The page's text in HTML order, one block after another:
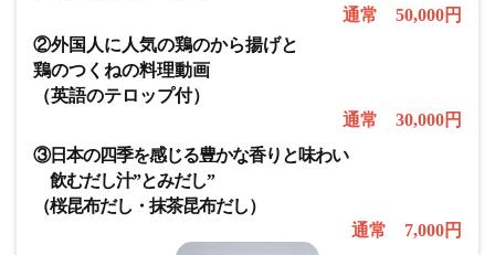
通常 50,000円
②外国人に人気の鶏のから揚げと
鶏のつくねの料理動画
（英語のテロップ付）
通常 30,000円
③日本の四季を感じる豊かな香りと味わい
飲むだし汁”とみだし”
（桜昆布だし・抹茶昆布だし）
通常 7,000円